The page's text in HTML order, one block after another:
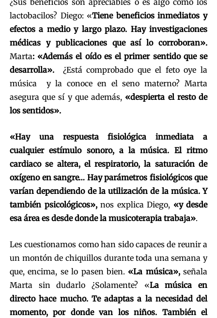
¿Sus beneficios son apreciables o es algo como los
lactobacilos? Diego: «Tiene beneficios inmediatos y
efectos a medio y largo plazo. Hay investigaciones
médicas y publicaciones que así lo corroboran».
Marta: «Además el oído es el primer sentido que se
desarrolla».
¿Está comprobado que el feto oye la
música y la conoce en el seno materno? Marta
asegura que sí y que además, «despierta el resto de
los sentidos».
«Hay una respuesta fisiológica inmediata a
cualquier estímulo sonoro, a la música. El ritmo
cardiaco se altera, el respiratorio, la saturación de
oxígeno en sangre… Hay parámetros fisiológicos que
varían dependiendo de la utilización de la música. Y
también psicológicos», nos explica Diego, «y desde
esa área es desde donde la musicoterapia trabaja».
Les cuestionamos como han sido capaces de reunir a
un montón de chiquillos durante toda una semana y
que, encima, se lo pasen bien. «La música», señala
Marta sin dudarlo ¿Solamente? «La música en
directo hace mucho. Te adaptas a la necesidad del
momento, por donde van los niños. También el